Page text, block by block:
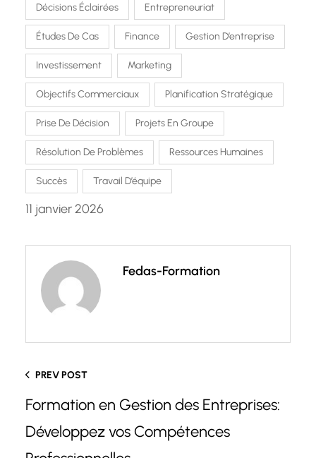
Décisions Éclairées Entrepreneuriat
Études De Cas Finance Gestion D’entreprise
Investissement Marketing
Objectifs Commerciaux Planification Stratégique
Prise De Décision Projets En Groupe
Résolution De Problèmes Ressources Humaines
Succès Travail D’équipe
11 janvier 2026
Fedas-Formation
PREV POST
Formation en Gestion des Entreprises:
Développez vos Compétences